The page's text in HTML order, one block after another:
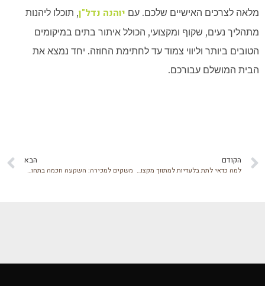
מלאה לצרכים האישיים שלכם. עם יוהנה נדל"ן, תוכלו ליהנות
מתהליך נעים, שקוף ומקצועי, הכולל איתור בתים במיקומים
הטובים ביותר וליווי צמוד עד לחתימת החוזה. יחד נמצא את
הבית המושלם עבורכם.
הקודם
למה כדאי לתת בלעדיות למתווך מקצועי?
הבא
משקים למכירה: השקעה חכמה בתחום החקלאות